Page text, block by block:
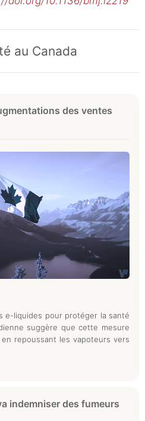
au Canada
des ventes
e-liquides pour protéger la santé
suggère que cette mesure
repoussant les vapoteurs vers
indemniser des fumeurs